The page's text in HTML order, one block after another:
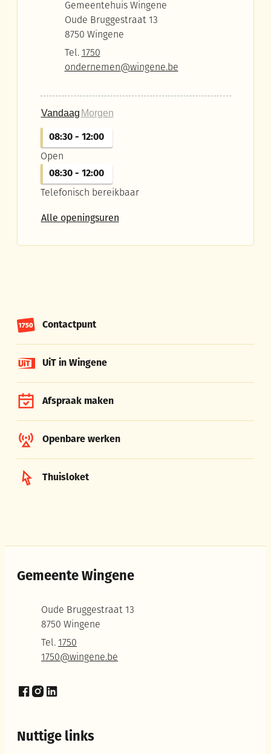
Gemeentehuis Wingene
Oude Bruggestraat 13
,8750 Wingene
1750
E-mailondernemen@wingene.be
Vandaag Morgen
08:30 - 12:00
Open
08:30 - 12:00
Telefonisch bereikbaar
Alle openingsurenDienst Ondernemen
Contactpunt
UiT in Wingene
Afspraak maken
Openbare werken
Thuisloket
Gemeente Wingene
Oude Bruggestraat 13
,8750 Wingene
1750
E-mail1750@wingene.be
Nuttige links
Facebook
Instagram
LinkedIn